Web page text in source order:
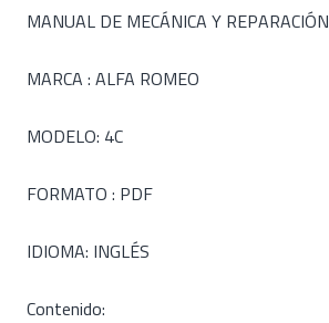
MANUAL DE MECÁNICA Y REPARACIÓN
MARCA : ALFA ROMEO
MODELO: 4C
FORMATO : PDF
IDIOMA: INGLÉS
Contenido: